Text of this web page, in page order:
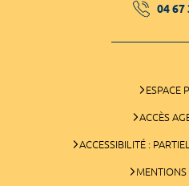
04 67
ESPACE
ACCÈS
ACCESSIBILITÉ :
MENTIONS